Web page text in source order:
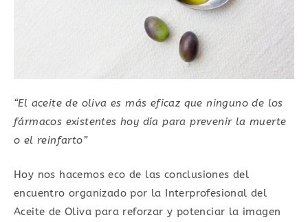
“El aceite de oliva es más eficaz que ninguno de los
fármacos existentes hoy día para prevenir la muerte
o el reinfarto”
Hoy nos hacemos eco de las conclusiones del
encuentro organizado por la Interprofesional del
Aceite de Oliva para reforzar y potenciar la imagen